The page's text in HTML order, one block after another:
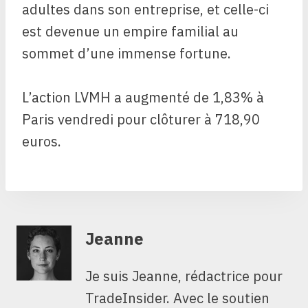
adultes dans son entreprise, et celle-ci
est devenue un empire familial au
sommet d’une immense fortune.
L’action LVMH a augmenté de 1,83% à
Paris vendredi pour clôturer à 718,90
euros.
Jeanne
Je suis Jeanne, rédactrice pour
TradeInsider. Avec le soutien